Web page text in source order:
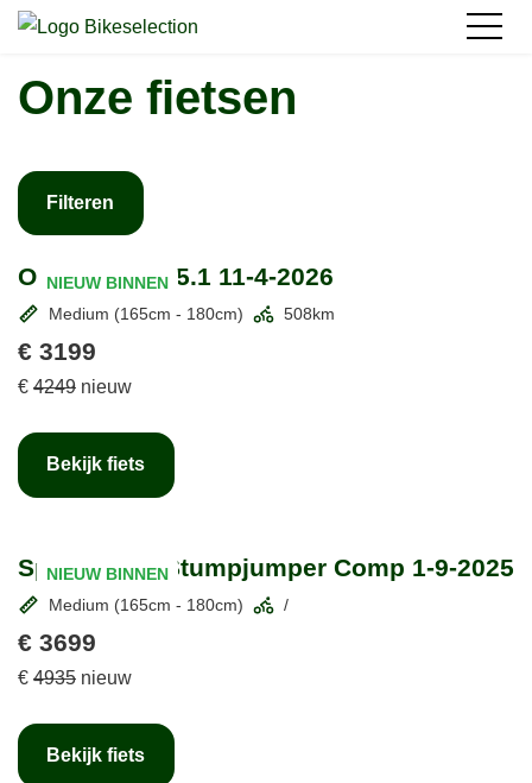
Onze fietsen
Filteren
NIEUW BINNEN
Oxford Box 15.1 11-4-2026
Medium (165cm - 180cm) 508km
€ 3199
€ 4249 nieuw
Bekijk fiets
NIEUW BINNEN
Specialized Stumpjumper Comp 1-9-2025
Medium (165cm - 180cm) /
€ 3699
€ 4935 nieuw
Bekijk fiets